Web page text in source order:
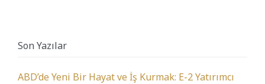
Son Yazılar
ABD’de Yeni Bir Hayat ve İş Kurmak: E-2 Yatırımcı